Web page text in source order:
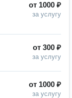
от 1000 ₽
за услугу
от 300 ₽
за услугу
от 1000 ₽
за услугу